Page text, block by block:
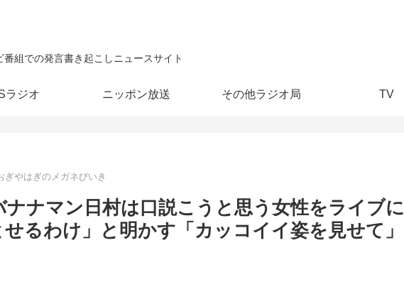
組での発言書き起こしニュースサイト
ラジオ ニッポン放送 その他ラジオ局 TV
ぎやはぎのメガネびいき
ナマン日村は口説こうと思う女性をライブに
るわけ」と明かす「カッコイイ姿を見せて」